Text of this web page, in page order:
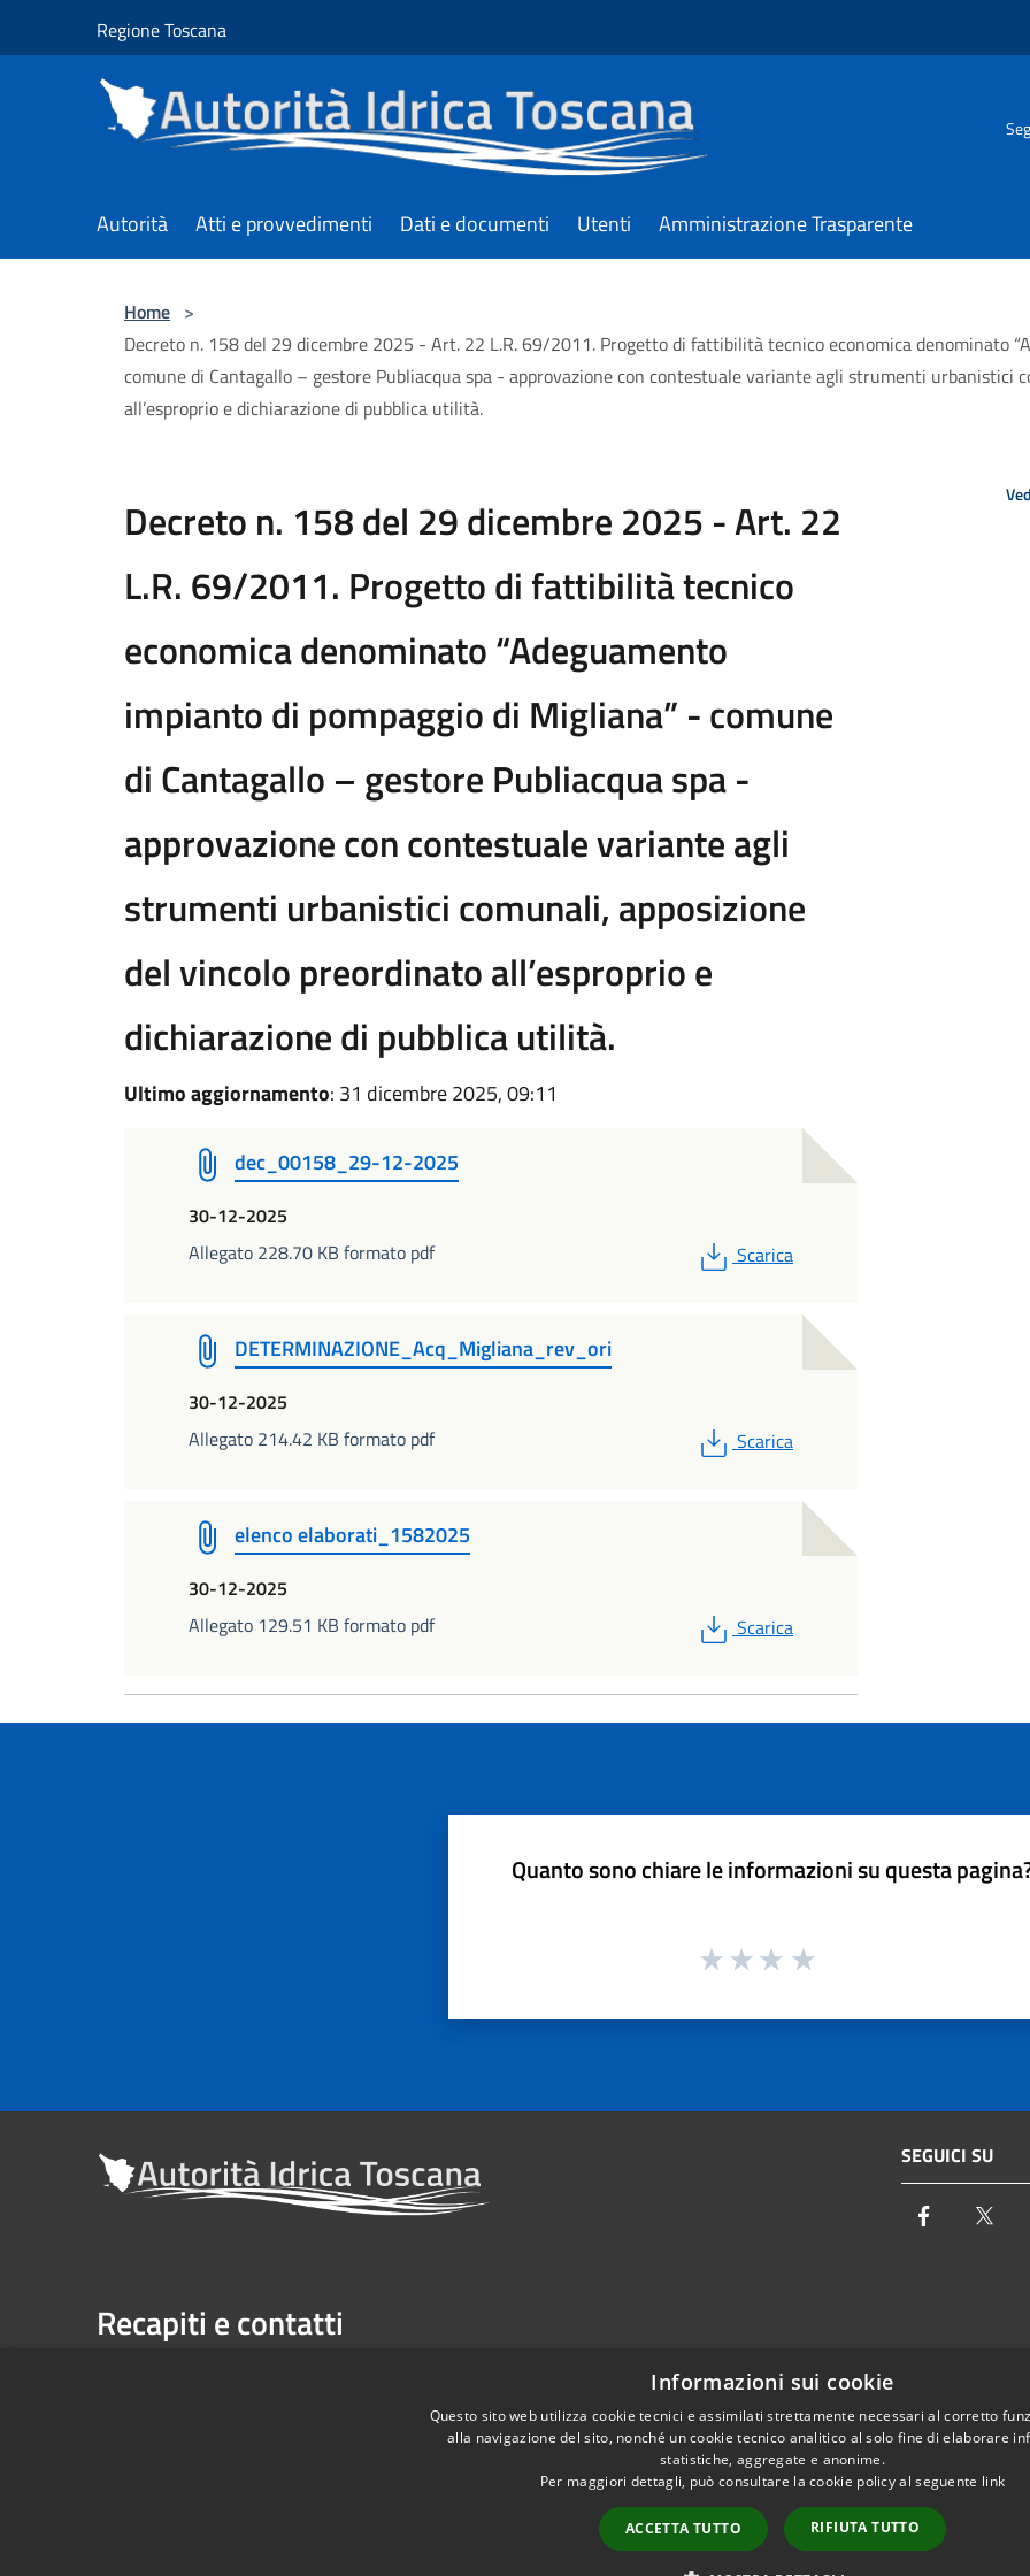
Regione Toscana
Autorità Atti e provvedimenti Dati e documenti Utenti Amministrazione Trasparente
Home >
Decreto n. 158 del 29 dicembre 2025 - Art. 22 L.R. 69/2011. Progetto di fattibilità tecnico economica denominato
comune di Cantagallo – gestore Publiacqua spa - approvazione con contestuale variante agli strumenti urbanistici
all’esproprio e dichiarazione di pubblica utilità.
Decreto n. 158 del 29 dicembre 2025 - Art. 22
L.R. 69/2011. Progetto di fattibilità tecnico
economica denominato “Adeguamento
impianto di pompaggio di Migliana” - comune
di Cantagallo – gestore Publiacqua spa -
approvazione con contestuale variante agli
strumenti urbanistici comunali, apposizione
del vincolo preordinato all’esproprio e
dichiarazione di pubblica utilità.
Ultimo aggiornamento: 31 dicembre 2025, 09:11
dec_00158_29-12-2025
30-12-2025
Allegato 228.70 KB formato pdf
PDF
Scarica
DETERMINAZIONE_Acq_Migliana_rev_ori
30-12-2025
Allegato 214.42 KB formato pdf
PDF
Scarica
elenco elaborati_1582025
30-12-2025
Allegato 129.51 KB formato pdf
PDF
Scarica
Quanto sono chiare le informazioni su questa
SEGUICI SU
Facebook
Recapiti e contatti
Casella Postale n. 1485 | U.P. Firenze, 7 Via G. Verdi - 50122 Firenze
Email:info@autoritaidrica.toscana.it
Pec:protocollo@pec.autoritaidrica.toscana.it
IPA Indice delle Pubbliche Amministrazioni
Elenco contatti interni
Informazioni sui cookie
Questo sito web utilizza cookie tecnici e assimilati strettamente necessari al corretto
alla navigazione del sito, nonché un cookie tecnico analitico al solo fine di elaborare
statistiche, aggregate e anonime.
Per maggiori dettagli, può consultare la cookie policy al seguente link
ACCETTA TUTTO RIFIUTA TUTTO